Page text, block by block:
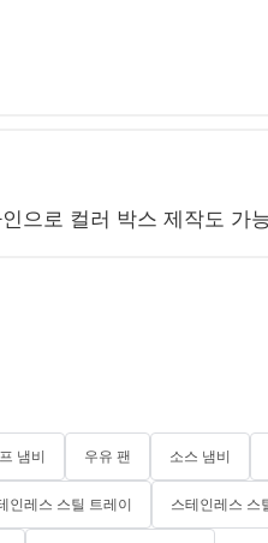
으로 컬러 박스 제작도 가
냄비 우유 팬 소스 냄비
인레스 스틸 트레이 스테인레스 스